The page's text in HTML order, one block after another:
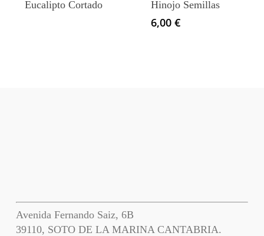
Eucalipto Cortado Hinojo Semillas
6,00 €
Avenida Fernando Saiz, 6B
39110, SOTO DE LA MARINA CANTABRIA.